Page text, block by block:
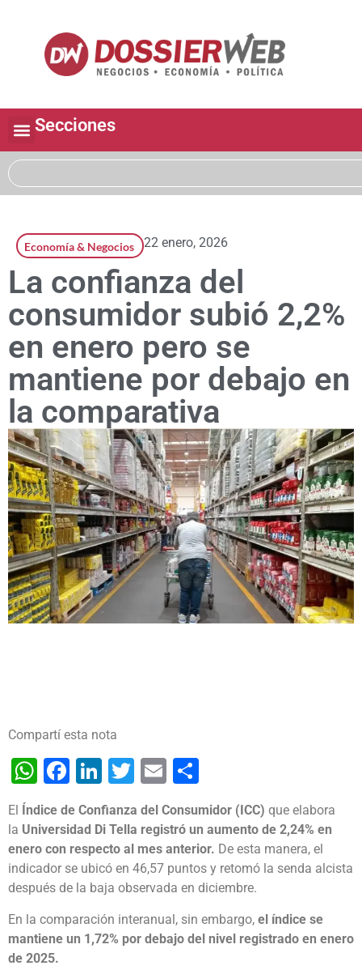
Secciones
Economía & Negocios 22 enero, 2026
La confianza del
consumidor subió 2,2%
en enero pero se
mantiene por debajo en
la comparativa
Compartí esta nota
WhatsApp
Facebook
LinkedIn
Twitter
Email
El Índice de Confianza del Consumidor (ICC) que elabora
la Universidad Di Tella registró un aumento de 2,24% en
enero con respecto al mes anterior. De esta manera, el
indicador se ubicó en 46,57 puntos y retomó la senda alcista
después de la baja observada en diciembre.
En la comparación interanual, sin embargo, el índice se
mantiene un 1,72% por debajo del nivel registrado en enero
de 2025.